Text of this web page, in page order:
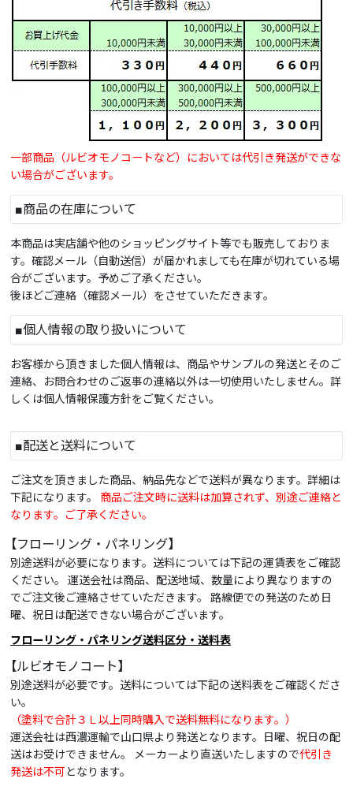
一部商品（ルビオモノコートなど）においては代引き発送ができな
い場合がございます。
■商品の在庫について
本商品は実店舗や他のショッピングサイト等でも販売しておりま
す。確認メール（自動送信）が届かれましても在庫が切れている場
合がございます。予めご了承ください。
後ほどご連絡（確認メール）をさせていただきます。
■個人情報の取り扱いについて
お客様から頂きました個人情報は、商品やサンプルの発送とそのご
連絡、お問合わせのご返事の連絡以外は一切使用いたしません。詳
しくは個人情報保護方針をご覧ください。
■配送と送料について
ご注文を頂きました商品、納品先などで送料が異なります。詳細は
下記になります。 商品ご注文時に送料は加算されず、別途ご連絡と
なります。ご了承ください。
【フローリング・パネリング】
別途送料が必要になります。送料については下記の運賃表をご確認
ください。 運送会社は商品、配送地域、数量により異なりますの
でご注文後ご連絡させていただきます。 路線便での発送のため日
曜、祝日は配送できない場合がございます。
フローリング・パネリング送料区分・送料表
【ルビオモノコート】
別途送料が必要です。送料については下記の送料表をご確認くださ
い。
（塗料で合計３Ｌ以上同時購入で送料無料になります。）
運送会社は西濃運輸で山口県より発送となります。日曜、祝日の配
送はお受けできません。 メーカーより直送いたしますので代引き
発送は不可となります。